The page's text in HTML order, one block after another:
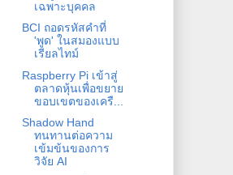
เฉพาะบุคคล
BCI ถอดรหัสคำที่
'พูด' ในสมองแบบ
เรียลไทม์
Raspberry Pi เข้าสู่
ตลาดหุ้นเพื่อขยาย
ขอบเขตของเครื...
Shadow Hand
ทนทานต่อความ
เข้มข้นของการ
วิจัย AI